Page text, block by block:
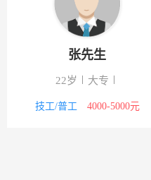
张先生
22岁 大专
技工/普工 4000-5000元